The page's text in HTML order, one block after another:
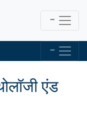
एंड